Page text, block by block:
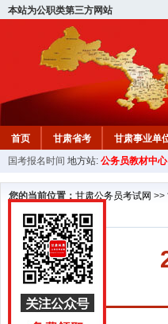
本站为公职类第三方网站
首页 甘肃省考 甘肃事业单
国考报名时间 地方站: 公务员教材中
您的当前位置： 甘肃公务员考试网 >>